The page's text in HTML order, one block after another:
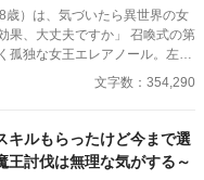
を描く、 やさしい異世界孤児
歳）は、気づいたら異世界の女
で国を支えてきた人間。 城に
財務記録。届かない農村支
ずつ動き始める。 やがて二
あったことを。 問題解決
。一つずつ、前に進む二人の
文字数：354,290
キルもらったけど今まで選
王討伐は無理な気がする～